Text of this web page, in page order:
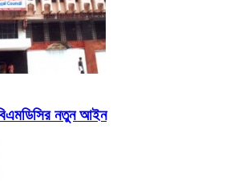
বিএমডিসির নতুন আইন